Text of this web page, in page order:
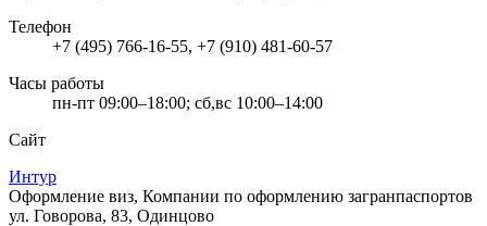
Телефон
+7 (495) 766-16-55, +7 (910) 481-60-57
Часы работы
пн-пт 09:00–18:00; сб,вс 10:00–14:00
Сайт
Интур
Оформление виз, Компании по оформлению загранпаспортов
ул. Говорова, 83, Одинцово